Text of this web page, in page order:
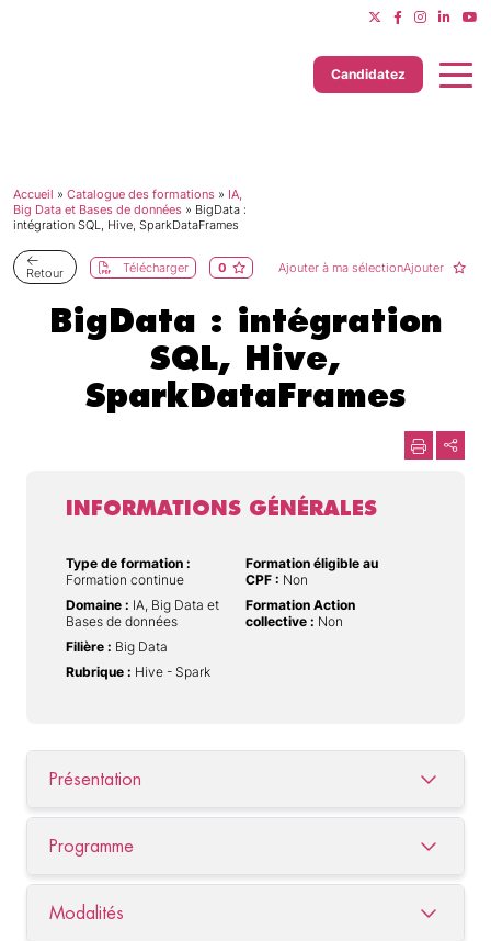
Candidatez
Accueil » Catalogue des formations » IA,
Big Data et Bases de données » BigData :
intégration SQL, Hive, SparkDataFrames
Retour Télécharger 0 Ajouter à ma sélectionAjouter
BigData : intégration
SQL, Hive,
SparkDataFrames
INFORMATIONS GÉNÉRALES
Type de formation :
Formation continue
Domaine : IA, Big Data et
Bases de données
Filière : Big Data
Rubrique : Hive - Spark
Formation éligible au
CPF : Non
Formation Action
collective : Non
Présentation
Programme
Modalités